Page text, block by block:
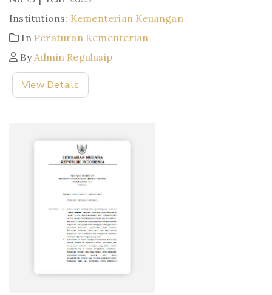
Institutions: Kementerian Keuangan
In Peraturan Kementerian
ByAdmin Regulasip
View Details